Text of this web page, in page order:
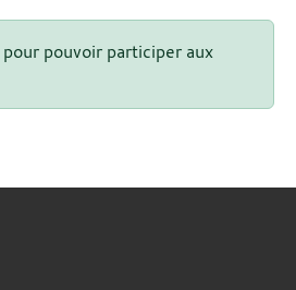
pour pouvoir participer aux